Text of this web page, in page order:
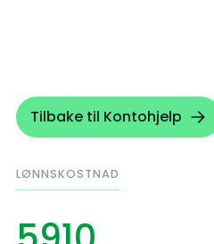
Tilbake til Kontohjelp
LØNNSKOSTNAD